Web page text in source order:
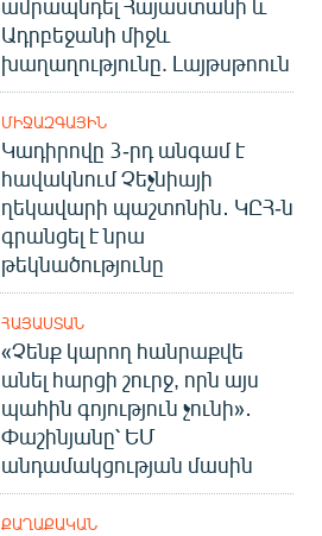
ամրապնդել Հայաստանի և
Ադրբեջանի միջև
խաղաղությունը. Լայթսթոուն
ՄԻՋԱԶԳԱՅԻՆ
Կադիրովը 3-րդ անգամ է
հավակնում Չեչնիայի
ղեկավարի պաշտոնին․ ԿԸՀ-ն
գրանցել է նրա
թեկնածությունը
ՀԱՅԱՍՏԱՆ
«Չենք կարող հանրաքվե
անել հարցի շուրջ, որն այս
պահին գոյություն չունի»․
Փաշինյանը՝ ԵՄ
անդամակցության մասին
ՔԱՂԱՔԱԿԱՆ